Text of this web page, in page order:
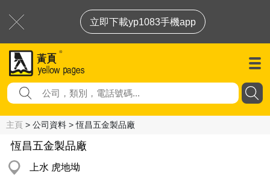
立即下載yp1083手機app
主頁 > 公司資料 > 恆昌五金製品廠
恆昌五金製品廠
上水 虎地坳